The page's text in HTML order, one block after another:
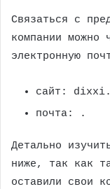
Связаться с
компании можно
электронную
сайт:
почта:
.
Детально
ниже, так как
оставили свои